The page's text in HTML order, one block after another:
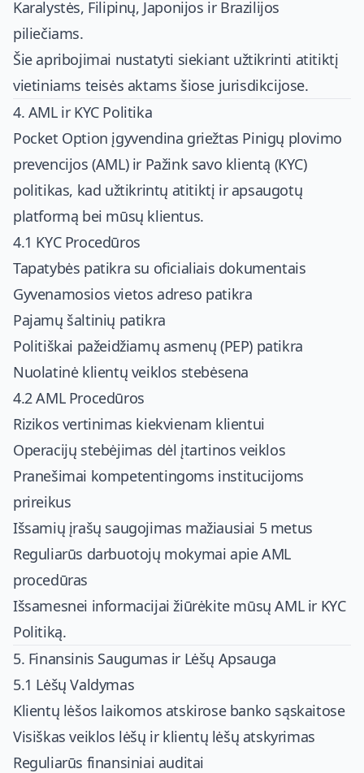
Karalystės, Filipinų, Japonijos ir Brazilijos
piliečiams.
Šie apribojimai nustatyti siekiant užtikrinti atitiktį
vietiniams teisės aktams šiose jurisdikcijose.
4. AML ir KYC Politika
Pocket Option įgyvendina griežtas Pinigų plovimo
prevencijos (AML) ir Pažink savo klientą (KYC)
politikas, kad užtikrintų atitiktį ir apsaugotų
platformą bei mūsų klientus.
4.1 KYC Procedūros
Tapatybės patikra su oficialiais dokumentais
Gyvenamosios vietos adreso patikra
Pajamų šaltinių patikra
Politiškai pažeidžiamų asmenų (PEP) patikra
Nuolatinė klientų veiklos stebėsena
4.2 AML Procedūros
Rizikos vertinimas kiekvienam klientui
Operacijų stebėjimas dėl įtartinos veiklos
Pranešimai kompetentingoms institucijoms
prireikus
Išsamių įrašų saugojimas mažiausiai 5 metus
Reguliarūs darbuotojų mokymai apie AML
procedūras
Išsamesnei informacijai žiūrėkite mūsųAML ir KYC
Politiką.
5. Finansinis Saugumas ir Lėšų Apsauga
5.1 Lėšų Valdymas
Klientų lėšos laikomos atskirose banko sąskaitose
Visiškas veiklos lėšų ir klientų lėšų atskyrimas
Reguliarūs finansiniai auditai